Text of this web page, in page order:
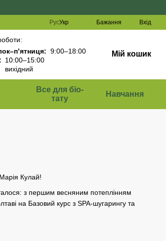
РусУкр Бажання Вхід
9:00–18:00
10:00–15:00
вихідний
Мій кошик
Все для біо-
тату
Навчання
Кулай!
з першим весняним потеплінням
на Базовий курс з SPA-шугарингу та